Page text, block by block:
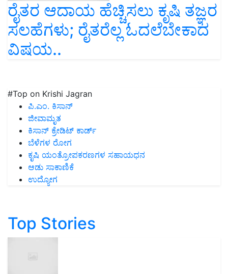
ರೈತರ ಆದಾಯ ಹೆಚ್ಚಿಸಲು ಕೃಷಿ ತಜ್ಞರ
ಸಲಹೆಗಳು; ರೈತರೆಲ್ಲ ಓದಲೆಬೇಕಾದ
ವಿಷಯ..
#Top on Krishi Jagran
ಪಿ.ಎಂ. ಕಿಸಾನ್
ಜೀವಾಮೃತ
ಕಿಸಾನ್ ಕ್ರೇಡಿಟ್ ಕಾರ್ಡ್
ಬೆಳೆಗಳ ರೋಗ
ಕೃಷಿ ಯಂತ್ರೋಪಕರಣಗಳ ಸಹಾಯಧನ
ಆಡು ಸಾಕಾಣಿಕೆ
ಉದ್ಯೋಗ
Top Stories